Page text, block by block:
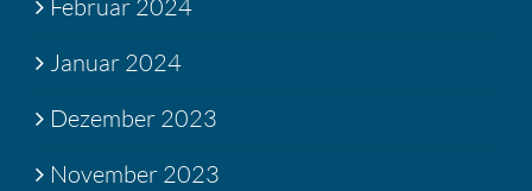
Februar 2024
Januar 2024
Dezember 2023
November 2023